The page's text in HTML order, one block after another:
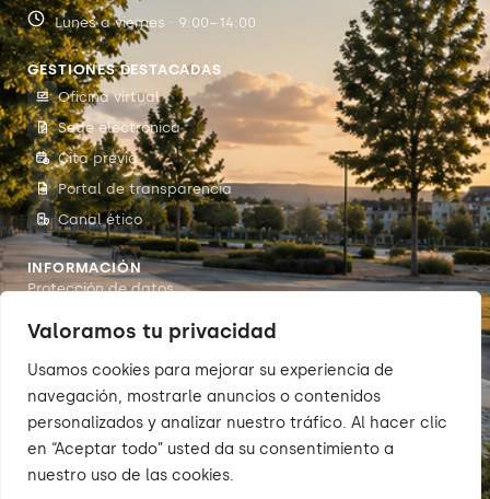
Valoramos tu privacidad
Usamos cookies para mejorar su experiencia de
navegación, mostrarle anuncios o contenidos
personalizados y analizar nuestro tráfico. Al hacer clic
en “Aceptar todo” usted da su consentimiento a
nuestro uso de las cookies.
Lunes a viernes · 9:00–14:00
GESTIONES DESTACADAS
Oficina virtual
Sede electrónica
Cita previa
Portal de transparencia
Canal ético
INFORMACIÓN
Protección de datos
Aviso legal
Política de cookies
© 2026 Sumarte — Concello de